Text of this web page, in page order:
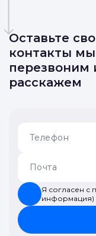
Оставьте
контакты мы
перезвоним
расскажем
Я согласен с
информация)